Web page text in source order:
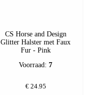
CS Horse and Design
Glitter Halster met Faux
Fur - Pink
Voorraad:7
€ 24.95